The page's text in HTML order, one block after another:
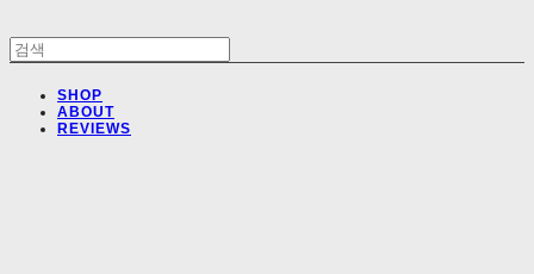
SHOP
ABOUT
REVIEWS